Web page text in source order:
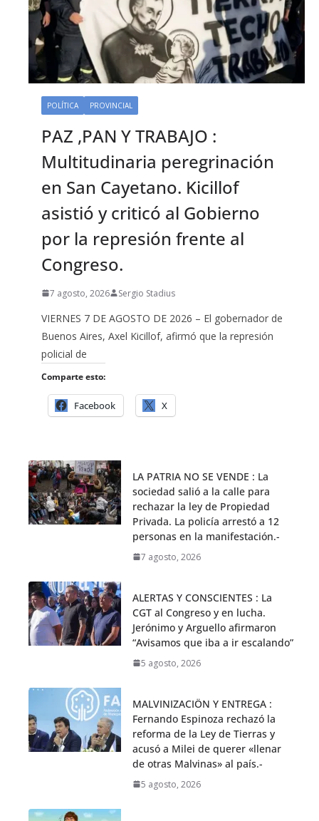
POLÍTICA PROVINCIAL
PAZ ,PAN Y TRABAJO :
Multitudinaria peregrinación
en San Cayetano. Kicillof
asistió y criticó al Gobierno
por la represión frente al
Congreso.
7 agosto, 2026 Sergio Stadius
VIERNES 7 DE AGOSTO DE 2026 – El gobernador de
Buenos Aires, Axel Kicillof, afirmó que la represión
policial de
Comparte esto:
Facebook X
LA PATRIA NO SE VENDE : La
sociedad salió a la calle para
rechazar la ley de Propiedad
Privada. La policía arrestó a 12
personas en la manifestación.-
7 agosto, 2026
ALERTAS Y CONSCIENTES : La
CGT al Congreso y en lucha.
Jerónimo y Arguello afirmaron
“Avisamos que iba a ir escalando”
5 agosto, 2026
MALVINIZACIÖN Y ENTREGA :
Fernando Espinoza rechazó la
reforma de la Ley de Tierras y
acusó a Milei de querer «llenar
de otras Malvinas» al país.-
5 agosto, 2026